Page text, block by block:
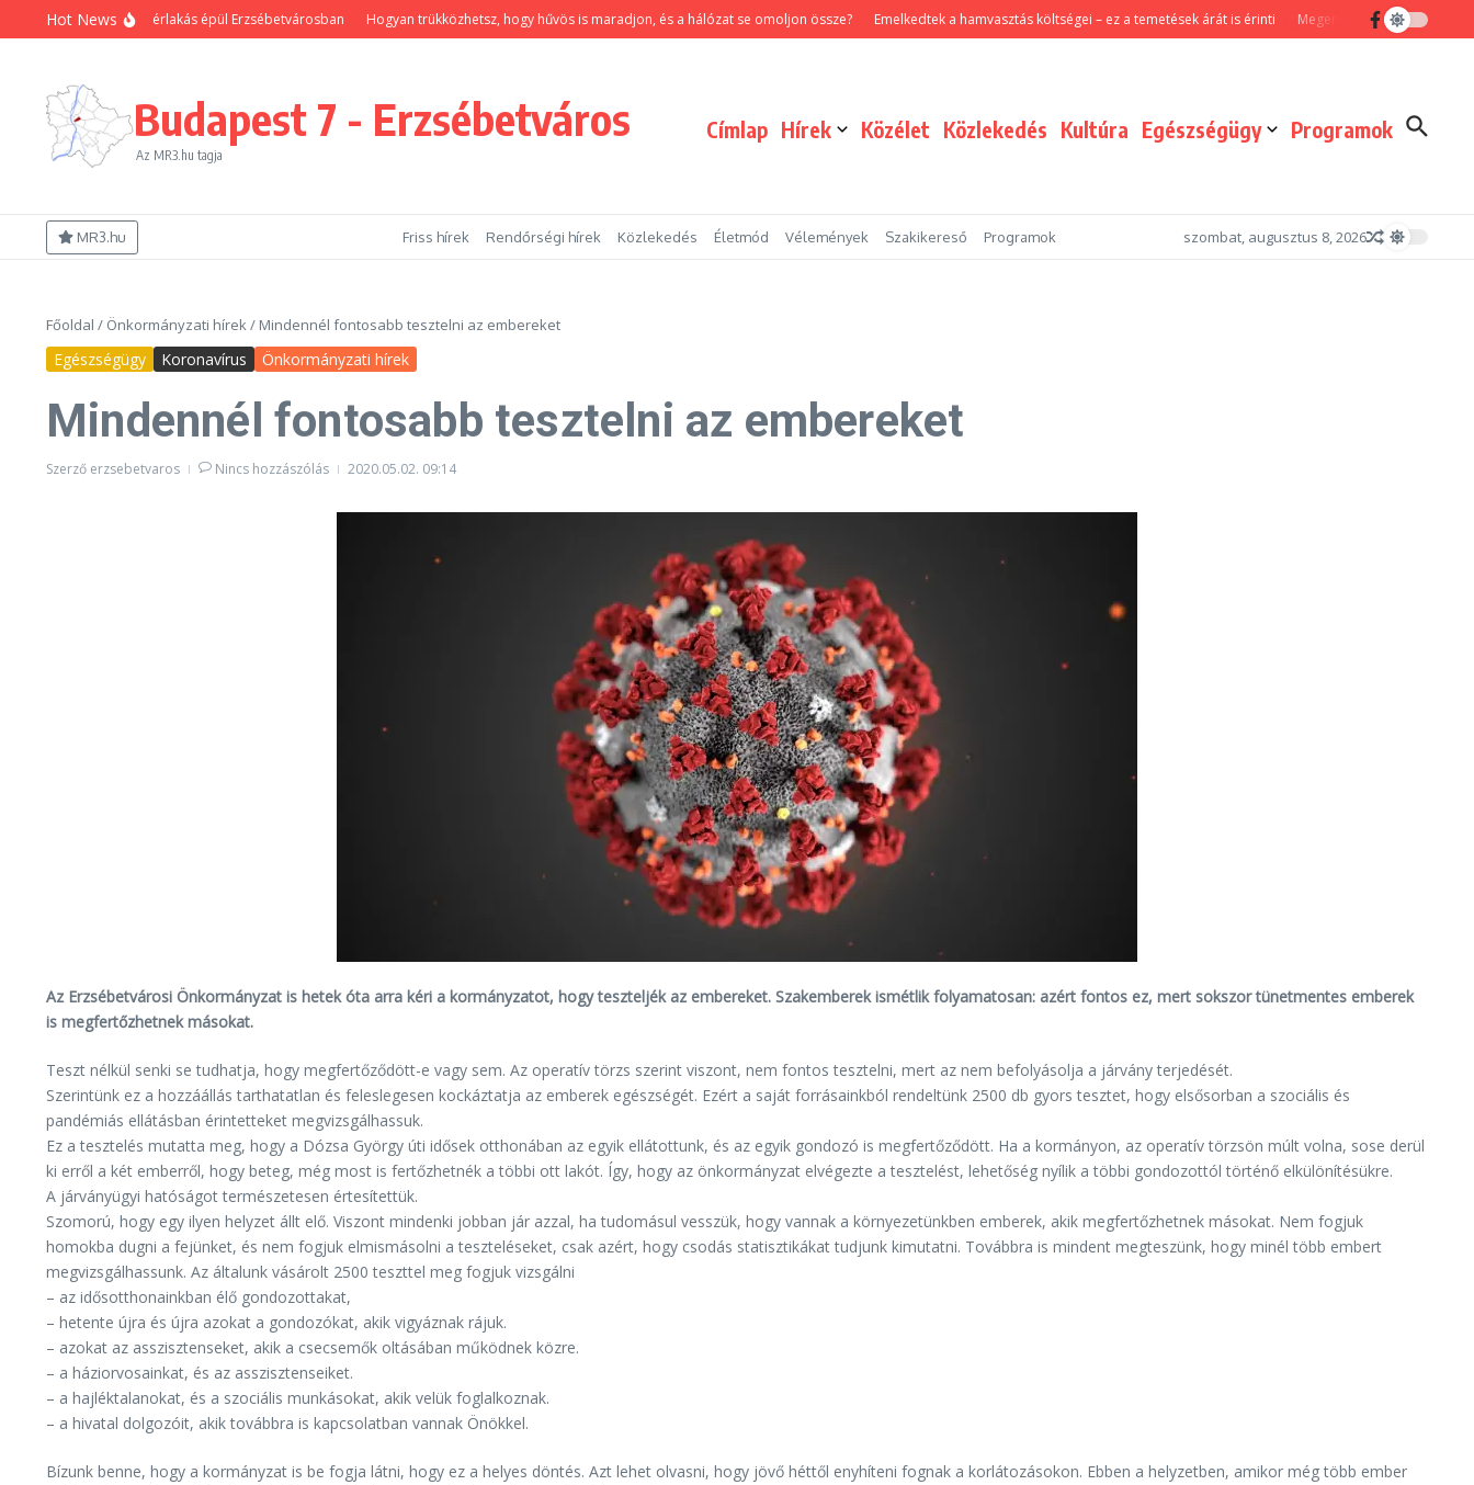
Ugrás a tartalomhoz
Hot News
önkormányzati bérlakás épül Erzsébetvárosban Hogyan trükközhetsz, hogy hűvös is maradjon, és a hálózat se omoljon össze? Emelkedtek a hamvasztás költségei – ez a temetések árát is érinti Megerősített járőrszolgálattal
Budapest 7 - Erzsébetváros
Az MR3.hu tagja
Címlap Hírek Közélet Közlekedés Kultúra Egészségügy Programok
MR3.hu Friss hírek Rendőrségi hírek Közlekedés Életmód Vélemények Szakikereső Programok szombat, augusztus 8, 2026
Főoldal / Önkormányzati hírek/ Mindennél fontosabb tesztelni az embereket
Egészségügy Koronavírus Önkormányzati hírek
Mindennél fontosabb tesztelni az embereket
Szerző erzsebetvaros Nincs hozzászólás 2020.05.02. 09:14
Az Erzsébetvárosi Önkormányzat is hetek óta arra kéri a kormányzatot, hogy teszteljék az embereket. Szakemberek ismétlik folyamatosan: azért fontos ez, mert sokszor tünetmentes emberek
is megfertőzhetnek másokat.
Teszt nélkül senki se tudhatja, hogy megfertőződött-e vagy sem. Az operatív törzs szerint viszont, nem fontos tesztelni, mert az nem befolyásolja a járvány terjedését.
Szerintünk ez a hozzáállás tarthatatlan és feleslegesen kockáztatja az emberek egészségét. Ezért a saját forrásainkból rendeltünk 2500 db gyors tesztet, hogy elsősorban a szociális és
pandémiás ellátásban érintetteket megvizsgálhassuk.
Ez a tesztelés mutatta meg, hogy a Dózsa György úti idősek otthonában az egyik ellátottunk, és az egyik gondozó is megfertőződött. Ha a kormányon, az operatív törzsön múlt volna, sose derül
ki erről a két emberről, hogy beteg, még most is fertőzhetnék a többi ott lakót. Így, hogy az önkormányzat elvégezte a tesztelést, lehetőség nyílik a többi gondozottól történő elkülönítésükre.
A járványügyi hatóságot természetesen értesítettük.
Szomorú, hogy egy ilyen helyzet állt elő. Viszont mindenki jobban jár azzal, ha tudomásul vesszük, hogy vannak a környezetünkben emberek, akik megfertőzhetnek másokat. Nem fogjuk
homokba dugni a fejünket, és nem fogjuk elmismásolni a teszteléseket, csak azért, hogy csodás statisztikákat tudjunk kimutatni. Továbbra is mindent megteszünk, hogy minél több embert
megvizsgálhassunk. Az általunk vásárolt 2500 teszttel meg fogjuk vizsgálni
– az idősotthonainkban élő gondozottakat,
– hetente újra és újra azokat a gondozókat, akik vigyáznak rájuk.
– azokat az asszisztenseket, akik a csecsemők oltásában működnek közre.
– a háziorvosainkat, és az asszisztenseiket.
– a hajléktalanokat, és a szociális munkásokat, akik velük foglalkoznak.
– a hivatal dolgozóit, akik továbbra is kapcsolatban vannak Önökkel.
Bízunk benne, hogy a kormányzat is be fogja látni, hogy ez a helyes döntés. Azt lehet olvasni, hogy jövő héttől enyhíteni fognak a korlátozásokon. Ebben a helyzetben, amikor még több ember